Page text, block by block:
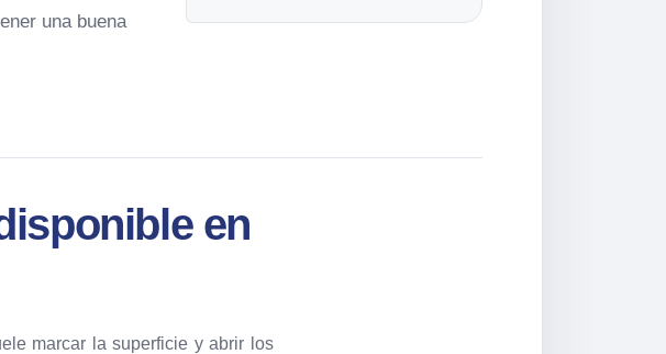
una buena
en
marcar la superficie y abrir los